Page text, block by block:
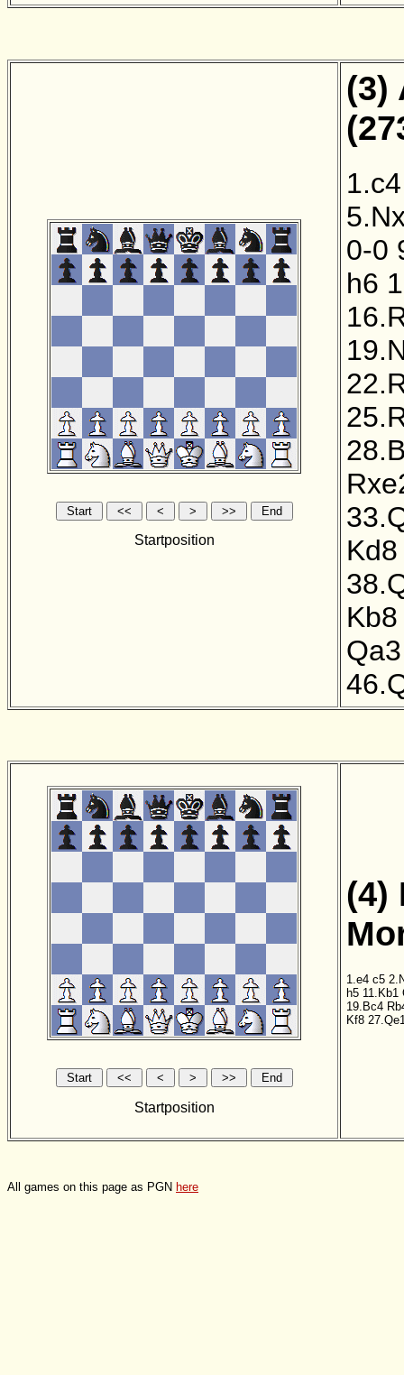
Startposition
(3)
1.c4
0-0
h6
Kd8
Kb8
Qa3
Startposition
(4)
1.e4 c5
h5 11.Kb1
19.Bc4
Kf8
All games on this page as PGN here